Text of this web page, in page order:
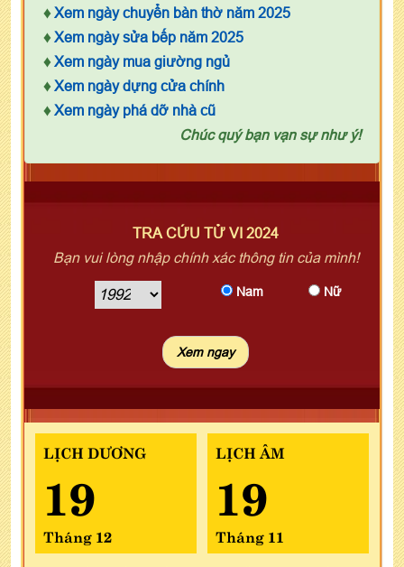
♦ Xem ngày chuyển bàn thờ năm 2025
♦ Xem ngày sửa bếp năm 2025
♦ Xem ngày mua giường ngủ
♦ Xem ngày dựng cửa chính
♦ Xem ngày phá dỡ nhà cũ
Chúc quý bạn vạn sự như ý!
TRA CỨU TỬ VI 2024
Bạn vui lòng nhập chính xác thông tin của mình!
Nam Nữ
LỊCH DƯƠNG
19
Tháng 12
LỊCH ÂM
19
Tháng 11